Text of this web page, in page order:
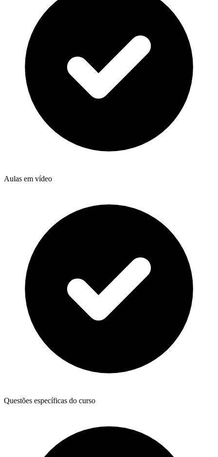
Aulas em vídeo
Questões específicas do curso